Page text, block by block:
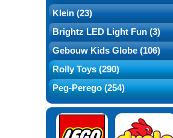
Klein (23)
Brightz LED Light Fun (3)
Gebouw Kids Globe (106)
Rolly Toys (290)
Peg-Perego (254)